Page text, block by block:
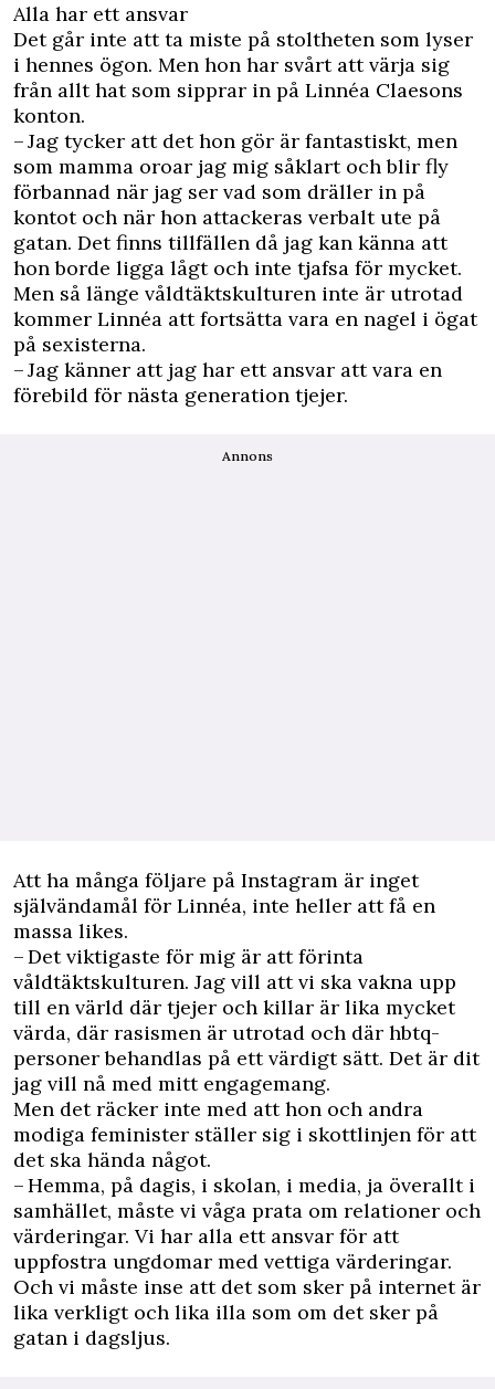
Alla har ett ansvar
Det går inte att ta miste på stoltheten som lyser
i hennes ögon. Men hon har svårt att värja sig
från allt hat som sipprar in på Linnéa Claesons
konton.
– Jag tycker att det hon gör är fantastiskt, men
som mamma oroar jag mig såklart och blir fly
förbannad när jag ser vad som dräller in på
kontot och när hon attackeras verbalt ute på
gatan. Det finns tillfällen då jag kan känna att
hon borde ligga lågt och inte tjafsa för mycket.
Men så länge våldtäktskulturen inte är utrotad
kommer Linnéa att fortsätta vara en nagel i ögat
på sexisterna.
– Jag känner att jag har ett ansvar att vara en
förebild för nästa generation tjejer.
Annons
Att ha många följare på Instagram är inget
självändamål för Linnéa, inte heller att få en
massa likes.
– Det viktigaste för mig är att förinta
våldtäktskulturen. Jag vill att vi ska vakna upp
till en värld där tjejer och killar är lika mycket
värda, där rasismen är utrotad och där hbtq-
personer behandlas på ett värdigt sätt. Det är dit
jag vill nå med mitt engagemang.
Men det räcker inte med att hon och andra
modiga feminister ställer sig i skottlinjen för att
det ska hända något.
– Hemma, på dagis, i skolan, i media, ja överallt i
samhället, måste vi våga prata om relationer och
värderingar. Vi har alla ett ansvar för att
uppfostra ungdomar med vettiga värderingar.
Och vi måste inse att det som sker på internet är
lika verkligt och lika illa som om det sker på
gatan i dagsljus.